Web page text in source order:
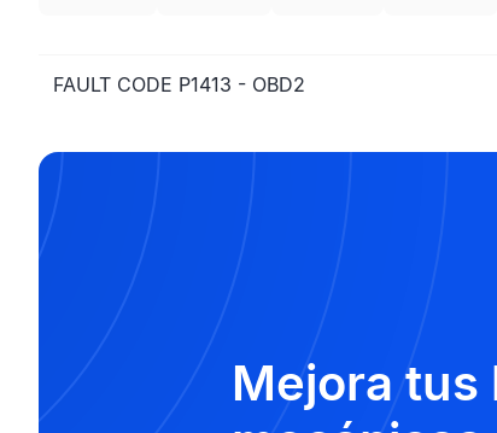
FAULT CODE P1413 - OBD2
Mejora tus